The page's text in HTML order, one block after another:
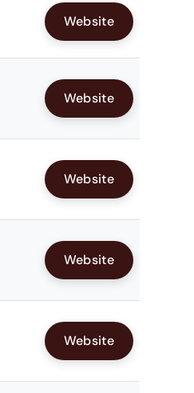
Website
Website
Website
Website
Website